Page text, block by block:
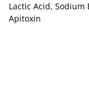
Lactic Acid, Sodium
Apitoxin